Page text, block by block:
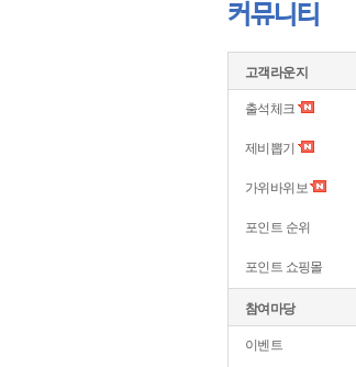
커뮤니티
고객라운지
출석체크
제비뽑기
가위바위보
포인트 순위
포인트 쇼핑몰
참여마당
이벤트